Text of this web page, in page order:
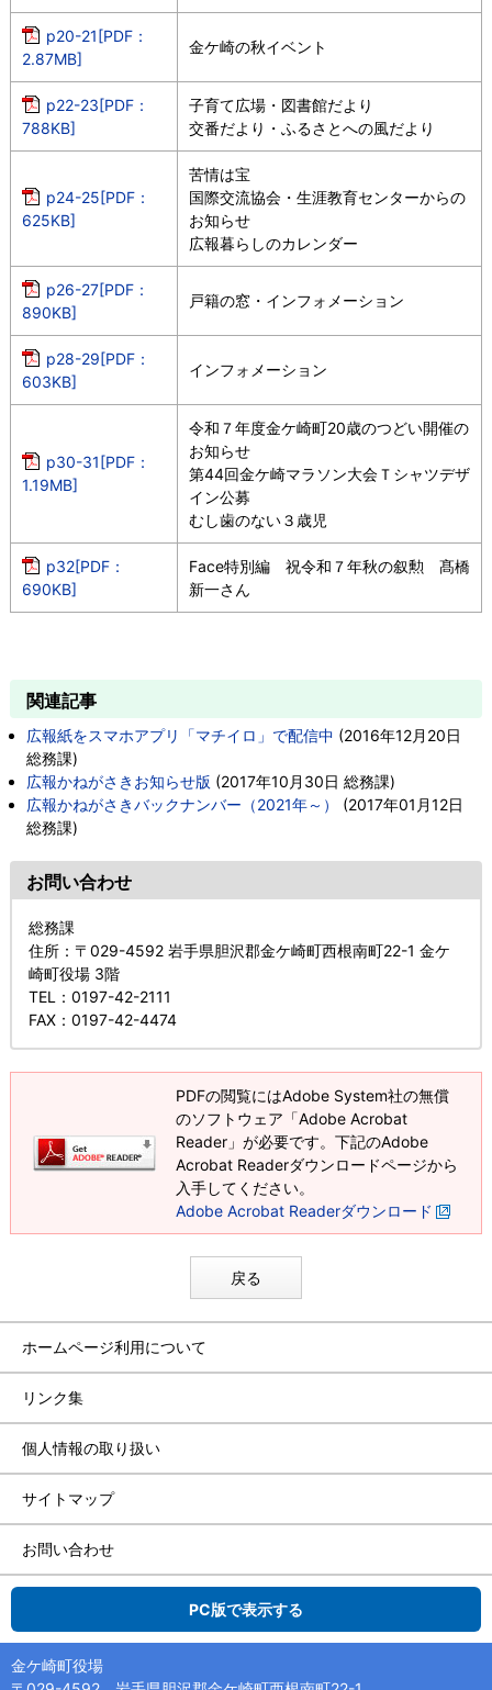
p20-21[PDF：
2.87MB]
金ケ崎の秋イベント
p22-23[PDF：
788KB]
子育て広場・図書館だより
交番だより・ふるさとへの風だより
p24-25[PDF：
625KB]
苦情は宝
国際交流協会・生涯教育センターからの
お知らせ
広報暮らしのカレンダー
p26-27[PDF：
890KB]
戸籍の窓・インフォメーション
p28-29[PDF：
603KB]
インフォメーション
p30-31[PDF：
1.19MB]
令和７年度金ケ崎町20歳のつどい開催の
お知らせ
第44回金ケ崎マラソン大会Ｔシャツデザ
イン公募
むし歯のない３歳児
p32[PDF：
690KB]
Face特別編 祝令和７年秋の叙勲 髙橋
新一さん
関連記事
広報紙をスマホアプリ「マチイロ」で配信中 (2016年12月20日
総務課)
広報かねがさきお知らせ版 (2017年10月30日 総務課)
広報かねがさきバックナンバー（2021年～）
(2017年01月12日
総務課)
お問い合わせ
総務課
住所：〒029-4592 岩手県胆沢郡金ケ崎町西根南町22-1 金ケ
崎町役場 3階
TEL
：0197-42-2111
FAX：0197-42-4474
PDFの閲覧にはAdobe System社の無償
のソフトウェア「Adobe Acrobat
Reader」が必要です。下記のAdobe
Acrobat Readerダウンロードページから
入手してください。
Adobe Acrobat Readerダウンロード
戻る
ホームページ利用について
リンク集
個人情報の取り扱い
サイトマップ
お問い合わせ
PC版で表示する
金ケ崎町役場